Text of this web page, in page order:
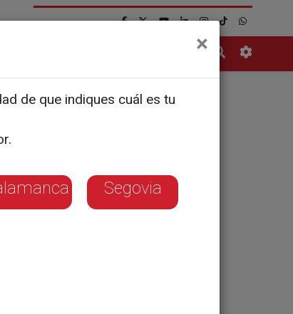
de
×
de que indiques cuál es tu
Segovia